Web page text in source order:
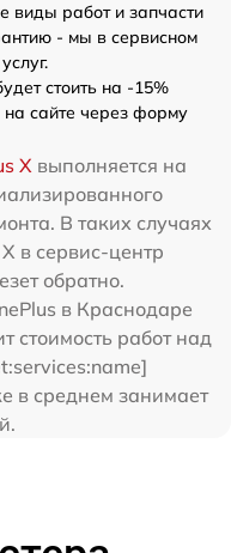
виды работ и запчасти
- мы в сервисном
стоить на -15%
сайте через форму
X выполняется на
В таких случаях
в сервис-центр
обратно.
в Краснодаре
стоимость работ над
в среднем занимает